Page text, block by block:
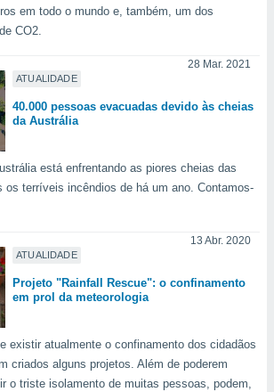
em todo o mundo e, também, um dos
CO2.
ATUALIDADE
28 Mar. 2021
40.000 pessoas evacuadas devido às cheias
da Austrália
está enfrentando as piores cheias das
os terríveis incêndios de há um ano. Contamos-
ATUALIDADE
13 Abr. 2020
Projeto "Rainfall Rescue": o confinamento
em prol da meteorologia
existir atualmente o confinamento dos cidadãos
criados alguns projetos. Além de poderem
o triste isolamento de muitas pessoas, podem,